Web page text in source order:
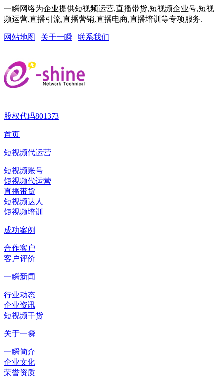
一瞬网络为企业提供短视频运营,直播带货,短视频企业号,短视
频运营,直播引流,直播营销,直播电商,直播培训等专项服务.
网站地图 | 关于一瞬 | 联系我们
股权代码801373
首页
短视频代运营
短视频账号
短视频代运营
直播带货
短视频达人
短视频培训
成功案例
合作客户
客户评价
一瞬新闻
行业动态
企业资讯
短视频干货
关于一瞬
一瞬简介
企业文化
荣誉资质